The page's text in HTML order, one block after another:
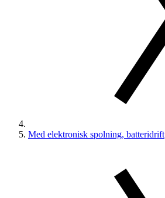
Med elektronisk spolning, batteridrift